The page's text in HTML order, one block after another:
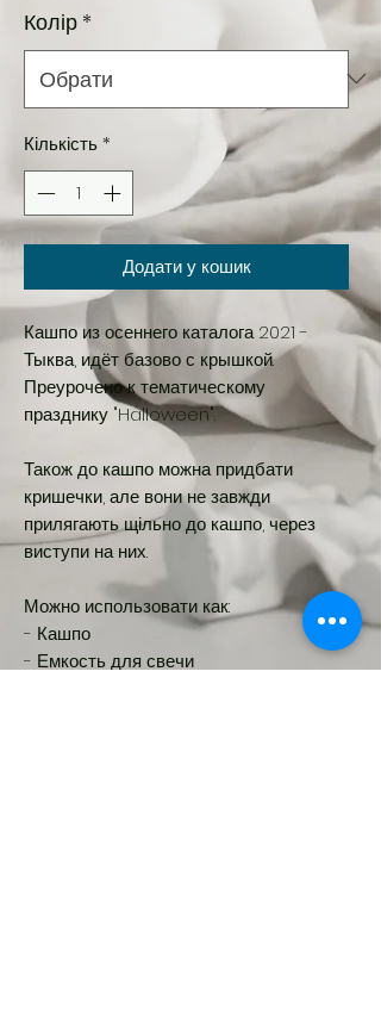
Колір *
Кількість*
Додати у кошик
Кашпо из осеннего каталога 2021 -
Тыква, идёт базово с крышкой.
Преурочено к тематическому
празднику "Halloween".
Також до кашпо можна придбати
кришечки, але вони не завжди
прилягають щільно до кашпо, через
виступи на них.
Можно использовати как:
- Кашпо
- Емкость для свечи